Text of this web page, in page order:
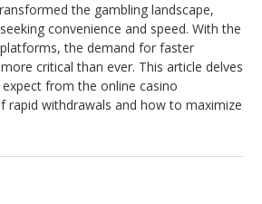
the gambling landscape,
convenience and speed. With the
the demand for faster
critical than ever. This article delves
from the online casino
rapid withdrawals and how to maximize